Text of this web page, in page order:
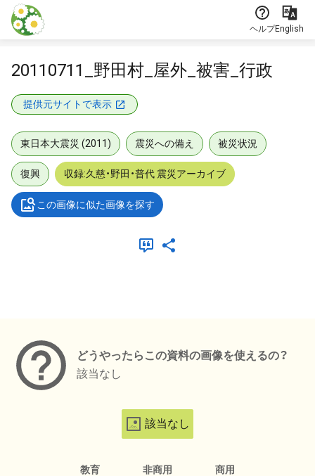
本文に飛ぶ
ヘルプEnglish
20110711_野田村_屋外_被害_行政
提供元サイトで表示
東日本大震災 (2011) 震災への備え 被災状況
復興 収録:久慈・野田・普代 震災アーカイブ
この画像に似た画像を探す
どうやったらこの資料の画像を使えるの？
該当なし
該当なし
教育 非商用 商用